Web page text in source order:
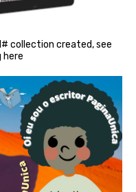
collection created, see
here